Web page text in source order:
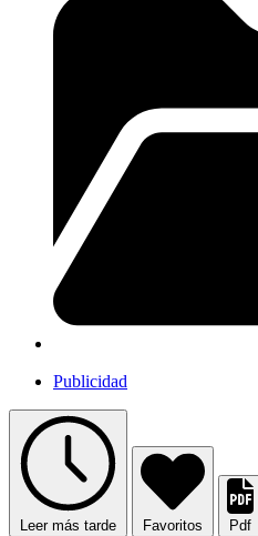
Publicidad
Leer más tarde Favoritos Pdf